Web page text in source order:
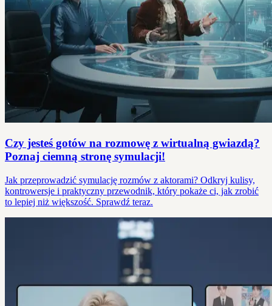
Czy jesteś gotów na rozmowę z wirtualną gwiazdą?
Poznaj ciemną stronę symulacji!
Jak przeprowadzić symulację rozmów z aktorami? Odkryj kulisy,
kontrowersje i praktyczny przewodnik, który pokaże ci, jak zrobić
to lepiej niż większość. Sprawdź teraz.